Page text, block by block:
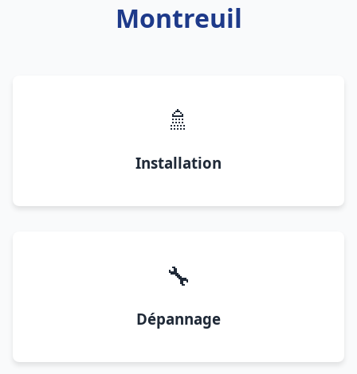
Montreuil
🚿
Installation
🔧
Dépannage